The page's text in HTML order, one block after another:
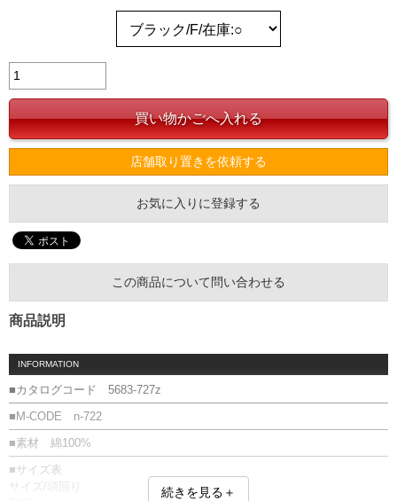
店舗取り置きを依頼する
お気に入りに登録する
この商品について問い合わせる
商品説明
INFORMATION
■カタログコード 5683-727z
■M-CODE n-722
■素材 綿100%
■サイズ表
サイズ/頭回り
続きを見る＋